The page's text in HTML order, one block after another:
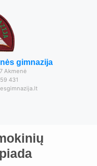
gimnazija
Akmenė
431